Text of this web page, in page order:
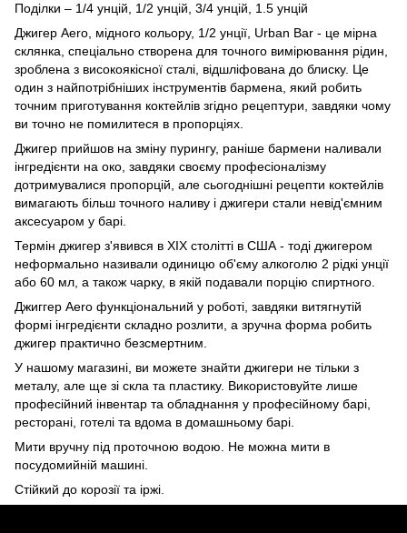
Поділки – 1/4 унцій, 1/2 унцій, 3/4 унцій, 1.5 унцій
Джигер Aero, мідного кольору, 1/2 унції, Urban Bar - це мірна
склянка, спеціально створена для точного вимірювання рідин,
зроблена з високоякісної сталі, відшліфована до блиску. Це
один з найпотрібніших інструментів бармена, який робить
точним приготування коктейлів згідно рецептури, завдяки чому
ви точно не помилитеся в пропорціях.
Джигер прийшов на зміну пурингу, раніше бармени наливали
інгредієнти на око, завдяки своєму професіоналізму
дотримувалися пропорцій, але сьогоднішні рецепти коктейлів
вимагають більш точного наливу і джигери стали невід'ємним
аксесуаром у барі.
Термін джигер з'явився в XIX столітті в США - тоді джигером
неформально називали одиницю об'єму алкоголю 2 рідкі унції
або 60 мл, а також чарку, в якій подавали порцію спиртного.
Джиггер Aero функціональний у роботі, завдяки витягнутій
формі інгредієнти складно розлити, а зручна форма робить
джигер практично безсмертним.
У нашому магазині, ви можете знайти джигери не тільки з
металу, але ще зі скла та пластику. Використовуйте лише
професійний інвентар та обладнання у професійному барі,
ресторані, готелі та вдома в домашньому барі.
Мити вручну під проточною водою. Не можна мити в
посудомийній машині.
Стійкий до корозії та іржі.